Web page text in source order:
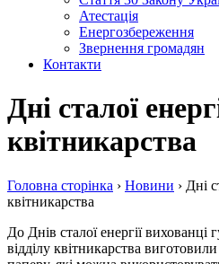
Атестація
Енергозбереження
Звернення громадян
Контакти
Дні сталої
квітникарства
Головна сторiнка › Новини › Дні
квітникарства
До Днів сталої енергії вихованці
відділу квітникарства виготовили